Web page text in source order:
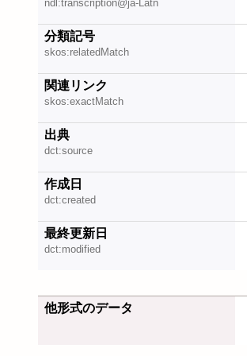
ndl:transcription@ja-Latn
分類記号
skos:relatedMatch
関連リンク
skos:exactMatch
出典
dct:source
作成日
dct:created
最終更新日
dct:modified
他形式のデータ